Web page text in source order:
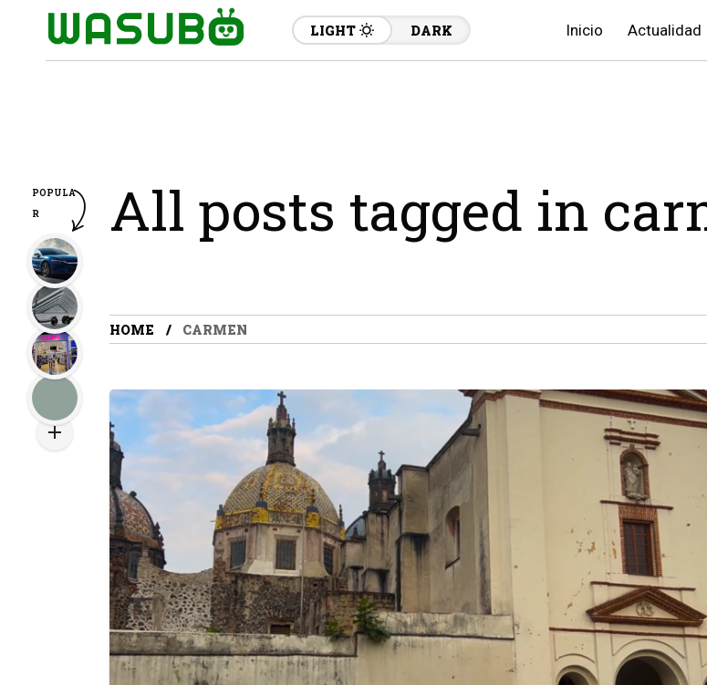
LIGHT DARK Inicio Actualidad
All posts tagged in
HOME CARMEN
POPULA
R